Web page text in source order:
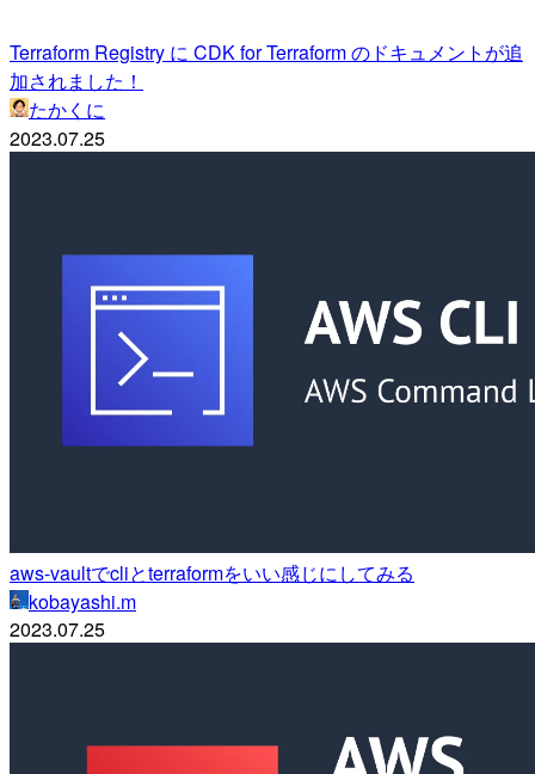
Terraform Registry に CDK for Terraform のドキュメントが追
加されました！
たかくに
2023.07.25
aws-vaultでcliとterraformをいい感じにしてみる
kobayashi.m
2023.07.25